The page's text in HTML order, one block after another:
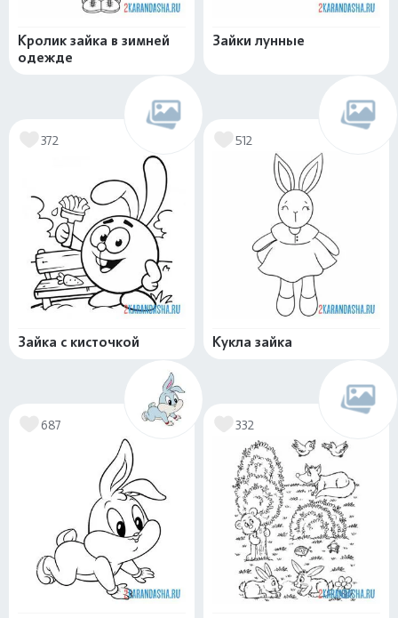
Кролик зайка в зимней
одежде
Зайки лунные
372
Зайка с кисточкой
512
Кукла зайка
687 332